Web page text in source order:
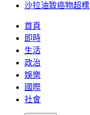
沙拉油致癌物超標
首頁
即時
生活
政治
娛樂
國際
社會